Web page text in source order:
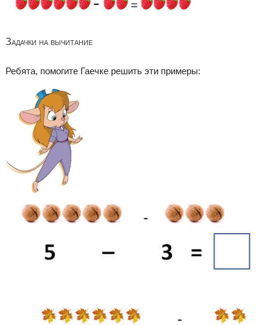
Задачки на вычитание
Ребята, помогите Гаечке решить эти примеры: